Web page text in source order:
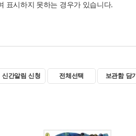
표시하지 못하는 경우가 있습니다.
신간알림 신청 전체선택 보관함 담기